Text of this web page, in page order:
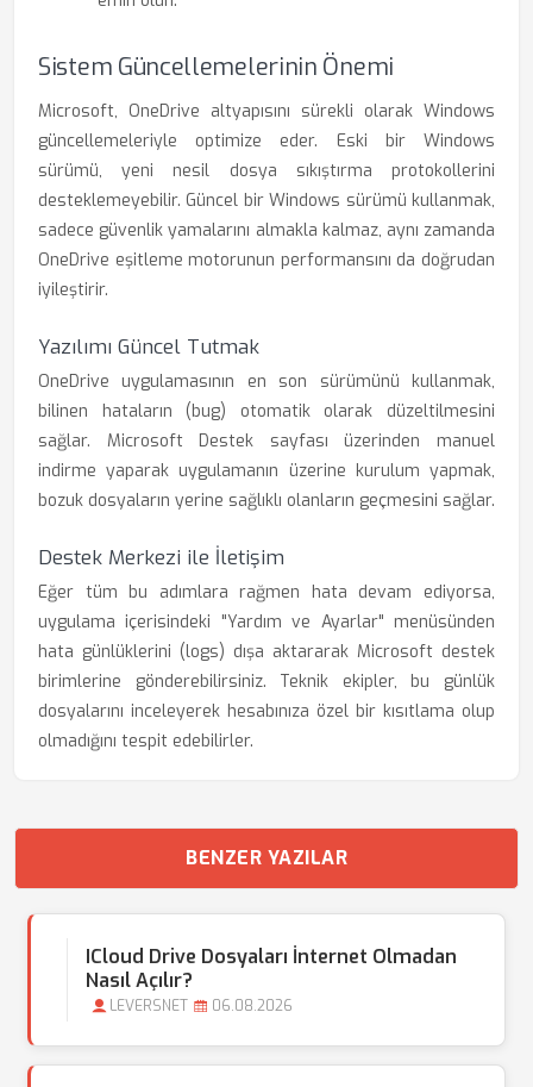
Sistem Güncellemelerinin Önemi
Microsoft, OneDrive altyapısını sürekli olarak Windows
güncellemeleriyle optimize eder. Eski bir Windows
sürümü, yeni nesil dosya sıkıştırma protokollerini
desteklemeyebilir. Güncel bir Windows sürümü kullanmak,
sadece güvenlik yamalarını almakla kalmaz, aynı zamanda
OneDrive eşitleme motorunun performansını da doğrudan
iyileştirir.
Yazılımı Güncel Tutmak
OneDrive uygulamasının en son sürümünü kullanmak,
bilinen hataların (bug) otomatik olarak düzeltilmesini
sağlar. Microsoft Destek sayfası üzerinden manuel
indirme yaparak uygulamanın üzerine kurulum yapmak,
bozuk dosyaların yerine sağlıklı olanların geçmesini sağlar.
Destek Merkezi ile İletişim
Eğer tüm bu adımlara rağmen hata devam ediyorsa,
uygulama içerisindeki "Yardım ve Ayarlar" menüsünden
hata günlüklerini (logs) dışa aktararak Microsoft destek
birimlerine gönderebilirsiniz. Teknik ekipler, bu günlük
dosyalarını inceleyerek hesabınıza özel bir kısıtlama olup
olmadığını tespit edebilirler.
BENZER YAZILAR
ICloud Drive Dosyaları İnternet Olmadan
Nasıl Açılır?
LEVERSNET 06.08.2026